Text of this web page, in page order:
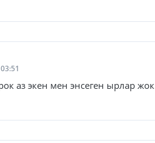
аз экен мен энсеген ырлар жок